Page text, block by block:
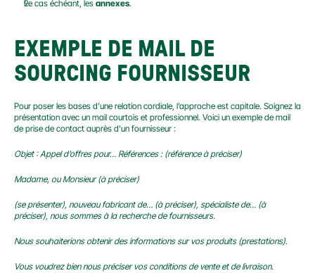
Le cas échéant, les annexes.
EXEMPLE DE MAIL DE
SOURCING FOURNISSEUR
Pour poser les bases d’une relation cordiale, l’approche est capitale. Soignez la
présentation avec un mail courtois et professionnel. Voici un exemple de mail
de prise de contact auprès d’un fournisseur :
Objet : Appel d’offres pour… Références : (référence à préciser)
Madame, ou Monsieur (à préciser)
(se présenter), nouveau fabricant de… (à préciser), spécialiste de… (à
préciser), nous sommes à la recherche de fournisseurs.
Nous souhaiterions obtenir des informations sur vos produits (prestations).
Vous voudrez bien nous préciser vos conditions de vente et de livraison.